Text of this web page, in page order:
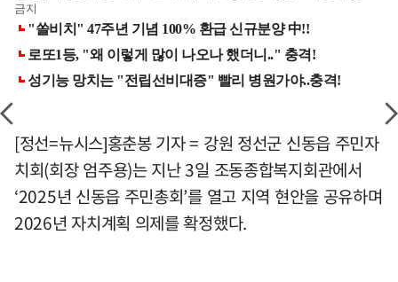
금지
[정선=뉴시스]홍춘봉 기자 = 강원 정선군 신동읍 주민자
치회(회장 엄주용)는 지난 3일 조동종합복지회관에서
‘2025년 신동읍 주민총회’를 열고 지역 현안을 공유하며
2026년 자치계획 의제를 확정했다.